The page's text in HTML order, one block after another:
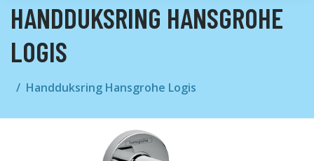
HANDDUKSRING HANSGROHE
LOGIS
Handduksring Hansgrohe Logis